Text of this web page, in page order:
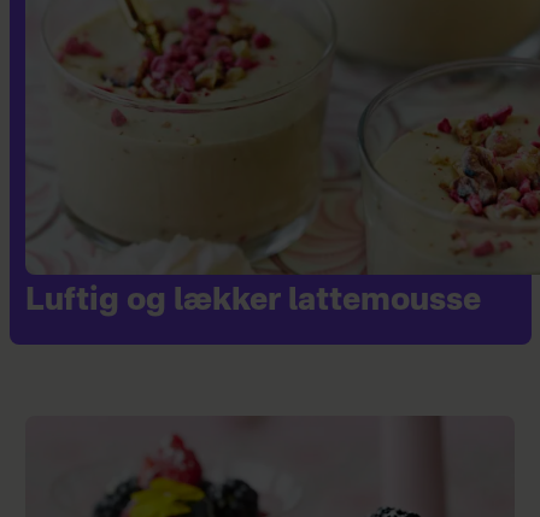
Luftig og lækker lattemousse